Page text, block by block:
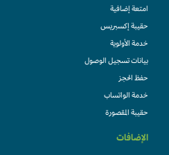
امتعة إضافية
حقيبة إكسبريس
خدمة الأولوية
بيانات تسجيل الوصول
حفظ الحجز
خدمة الواتساب
حقيبة المقصورة
الإضافات